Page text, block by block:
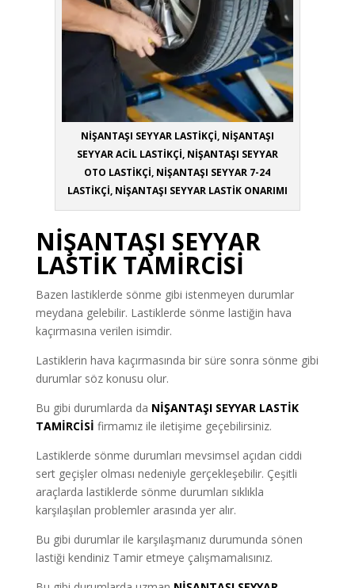
NİŞANTAŞI SEYYAR LASTİKÇİ, NİŞANTAŞI
SEYYAR ACİL LASTİKÇİ, NİŞANTAŞI SEYYAR
OTO LASTİKÇİ, NİŞANTAŞI SEYYAR 7-24
LASTİKÇİ, NİŞANTAŞI SEYYAR LASTİK ONARIMI
NİŞANTAŞI SEYYAR
LASTİK TAMİRCİSİ
Bazen lastiklerde sönme gibi istenmeyen durumlar
meydana gelebilir. Lastiklerde sönme lastiğin hava
kaçırmasına verilen isimdir.
Lastiklerin hava kaçırmasında bir süre sonra sönme gibi
durumlar söz konusu olur.
Bu gibi durumlarda da NİŞANTAŞI SEYYAR LASTİK
TAMİRCİSİ firmamız ile iletişime geçebilirsiniz.
Lastiklerde sönme durumları mevsimsel açıdan ciddi
sert geçişler olması nedeniyle gerçekleşebilir. Çeşitli
araçlarda lastiklerde sönme durumları sıklıkla
karşılaşılan problemler arasında yer alır.
Bu gibi durumlar ile karşılaşmanız durumunda sönen
lastiği kendiniz Tamir etmeye çalışmamalısınız.